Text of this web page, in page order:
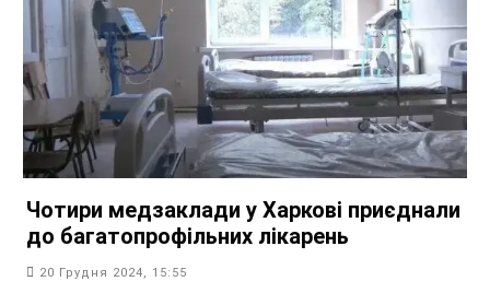
Чотири медзаклади у Харкові приєднали
до багатопрофільних лікарень
20 Грудня 2024, 15:55